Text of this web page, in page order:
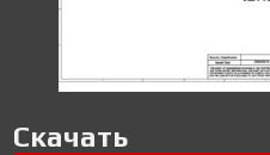
Скачать